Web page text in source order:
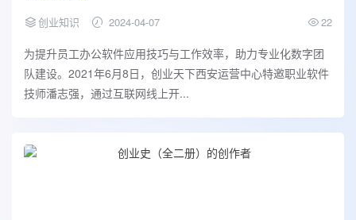
创业知识 2024-04-07 22
为提升员工办公软件应用技巧与工作效率，助力专业化数字团
队建设。2021年6月8日，创业天下西安运营中心特邀职业软件
技师潘志强，通过互联网线上开...